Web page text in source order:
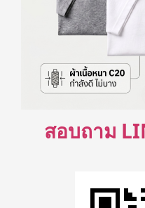
สอบถาม